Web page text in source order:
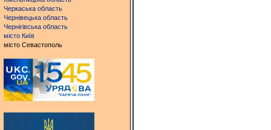
Черкаська область
Чернівецька область
Чернігівська область
місто Київ
місто Севастополь